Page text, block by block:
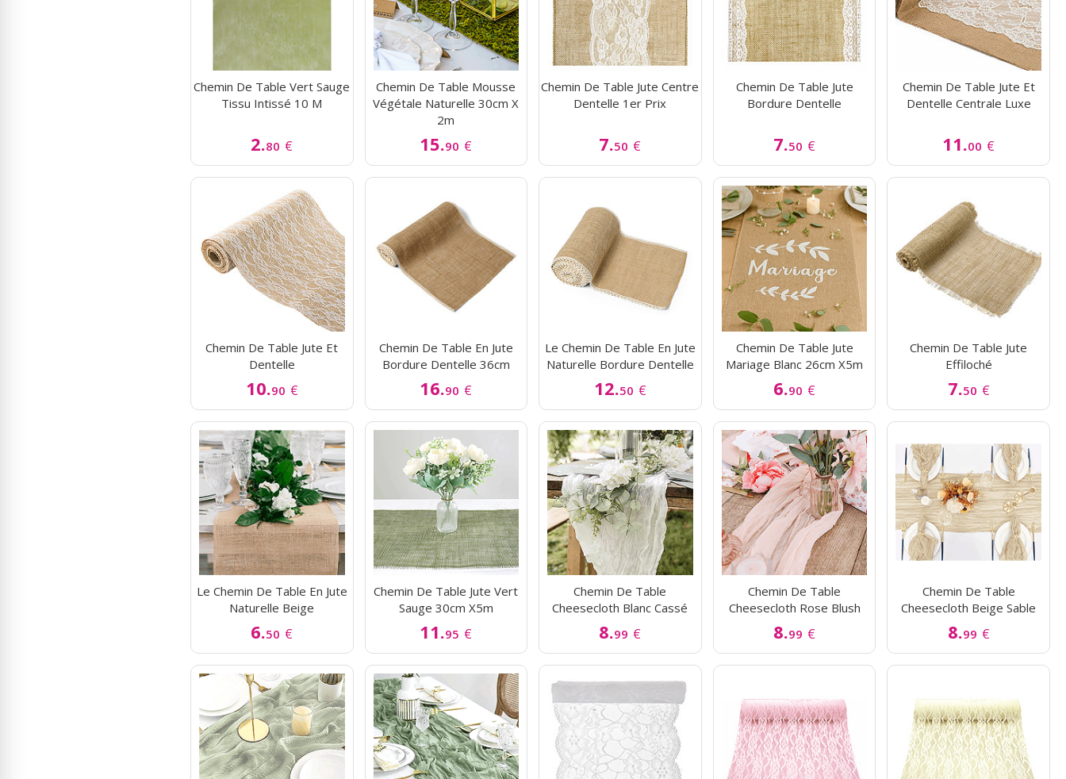
Chemin De Table Vert Sauge
Tissu Intissé 10 M
2.80 €
Chemin De Table Mousse
Végétale Naturelle 30cm X
2m
15.90 €
Chemin De Table Jute Centre
Dentelle 1er Prix
7.50 €
Chemin De Table Jute
Bordure Dentelle
7.50 €
Chemin De Table Jute Et
Dentelle Centrale Luxe
11.00 €
Chemin De Table Jute Et
Dentelle
10.90 €
Chemin De Table En Jute
Bordure Dentelle 36cm
16.90 €
Le Chemin De Table En Jute
Naturelle Bordure Dentelle
12.50 €
Chemin De Table Jute
Mariage Blanc 26cm X5m
6.90 €
Chemin De Table Jute
Effiloché
7.50 €
Le Chemin De Table En Jute
Naturelle Beige
6.50 €
Chemin De Table Jute Vert
Sauge 30cm X5m
11.95 €
Chemin De Table
Cheesecloth Blanc Cassé
8.99 €
Chemin De Table
Cheesecloth Rose Blush
8.99 €
Chemin De Table
Cheesecloth Beige Sable
8.99 €